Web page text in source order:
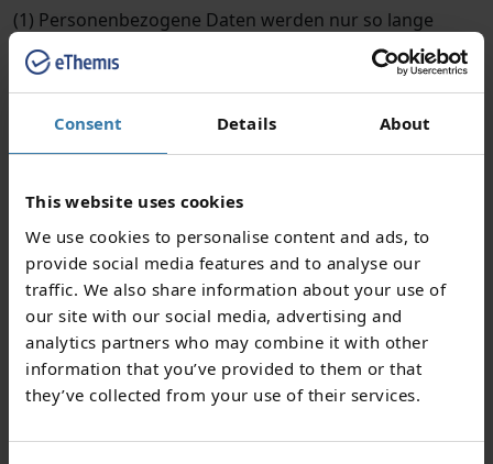
Consent Details About
This website uses cookies
We use cookies to personalise content and ads, to
provide social media features and to analyse our
traffic. We also share information about your use of
our site with our social media, advertising and
analytics partners who may combine it with other
information that you’ve provided to them or that
they’ve collected from your use of their services.
(1) Personenbezogene Daten werden nur so lange
gespeichert, wie es für die jeweiligen Zwecke
erforderlich ist.
(2) Nach Vertragsende oder auf Anweisung des Kunden
gelöscht, soweit keine gesetzlichen
8. Rechte der betroffenen Personen
Nutzer haben gemäß DSGVO folgende Rechte:
Auskunftüber die verarbeiteten Daten (Art. 15
DSGVO)
Löschung(„Recht auf Vergessenwerden“, Art. 17